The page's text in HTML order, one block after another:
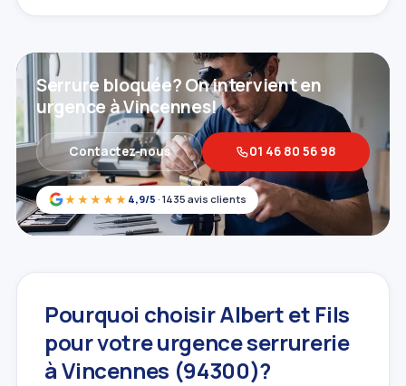
★★★★★ 4,9/5 · 1435 avis clients
Serrure bloquée? On intervient en
urgence à Vincennes!
Contactez‑nous 01 46 80 56 98
Pourquoi choisir Albert et Fils
pour votre urgence serrurerie
à Vincennes (94300)?